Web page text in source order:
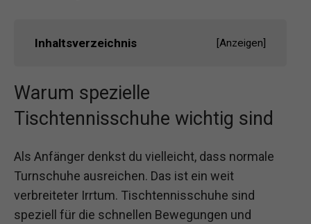
Inhaltsverzeichnis [Anzeigen]
Warum spezielle
Tischtennisschuhe wichtig sind
Als Anfänger denkst du vielleicht, dass normale
Turnschuhe ausreichen. Das ist ein weit
verbreiteter Irrtum. Tischtennisschuhe sind
speziell für die schnellen Bewegungen und